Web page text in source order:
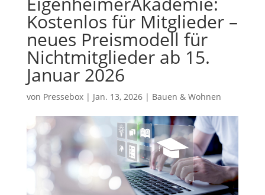
Kostenlos für Mitglieder –
neues Preismodell für
Nichtmitglieder ab 15.
Januar 2026
von Pressebox| Jan. 13, 2026| Bauen & Wohnen